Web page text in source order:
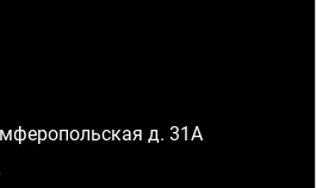
д. 31А